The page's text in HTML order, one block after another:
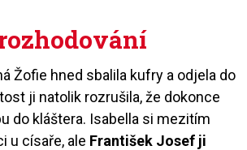
Žofie hned sbalila kufry a odjela do
ji natolik rozrušila, že dokonce
do kláštera. Isabella si mezitím
u císaře, ale František Josef ji